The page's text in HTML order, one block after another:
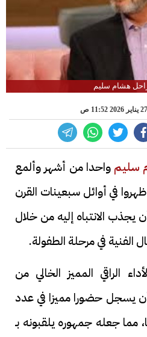
هشام سليم
سليمواحدا من أشهر وألمع
في أوائل سبعينات القرن
الانتباه إليه من خلال
الفنية في مرحلة الطفولة.
الراقي المميز الخالي من
يسجل حضورا مميزا في عدد
مما جعله جمهوره يلقبونه بـ